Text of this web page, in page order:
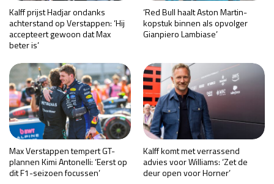
Kalff prijst Hadjar ondanks
achterstand op Verstappen: ‘Hij
accepteert gewoon dat Max
beter is’
‘Red Bull haalt Aston Martin-
kopstuk binnen als opvolger
Gianpiero Lambiase’
Max Verstappen tempert GT-
plannen Kimi Antonelli: ‘Eerst op
dit F1-seizoen focussen’
Kalff komt met verrassend
advies voor Williams: ‘Zet de
deur open voor Horner’